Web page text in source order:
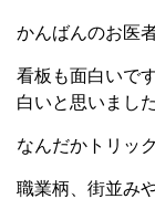
かんばんのお医
看板も面白いで
白いと思いました
なんだかトリッ
職業柄、街並み